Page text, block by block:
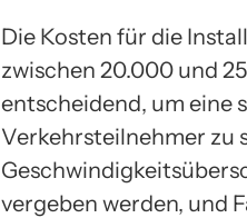
Die Kosten für die
zwischen 20.000 und
entscheidend, um eine
Verkehrsteilnehmer zu
vergeben werden, und